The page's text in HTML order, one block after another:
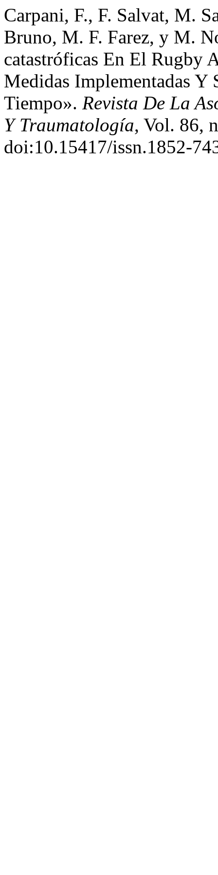
Carpani, F., F. Salvat, M.
Bruno, M. F. Farez, y M.
catastróficas En El Rugby
Medidas Implementadas
Tiempo». Revista De La
Y Traumatología, Vol. 86,
doi:10.15417/issn.1852-